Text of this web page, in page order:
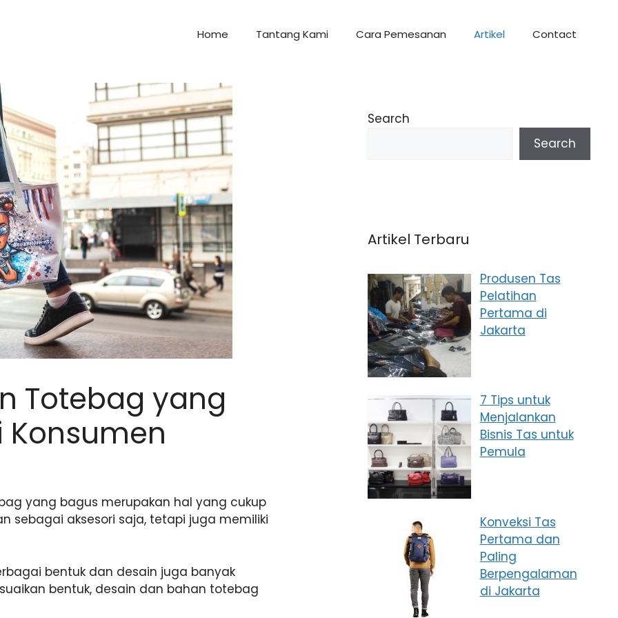
Home Tantang Kami Cara Pemesanan Artikel Contact
Totebag yang
yang bagus merupakan hal yang cukup
sebagai aksesori saja, tetapi juga memiliki
bentuk dan desain juga banyak
bentuk, desain dan bahan totebag
Search
Search
Artikel Terbaru
Produsen Tas
Pelatihan
Pertama di
Jakarta
7 Tips untuk
Menjalankan
Bisnis Tas untuk
Pemula
Konveksi Tas
Pertama dan
Paling
Berpengalaman
di Jakarta